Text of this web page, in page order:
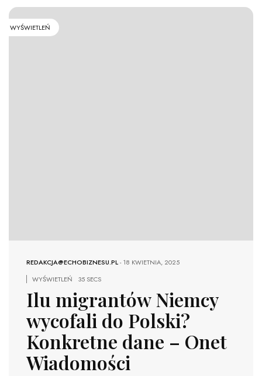
WYŚWIETLEŃ
REDAKCJA@ECHOBIZNESU.PL-18 KWIETNIA, 2025
WYŚWIETLEŃ
35 SECS
Ilu migrantów Niemcy
wycofali do Polski?
Konkretne dane – Onet
Wiadomości